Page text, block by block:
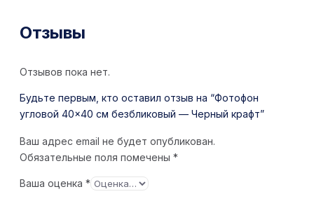
Отзывы
Отзывов пока нет.
Будьте первым, кто оставил отзыв на “Фотофон
угловой 40×40 см безбликовый — Черный крафт”
Ваш адрес email не будет опубликован.
Обязательные поля помечены *
Ваша оценка *